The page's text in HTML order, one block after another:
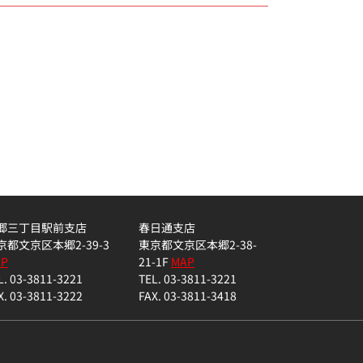
三丁目駅前支店
都文京区本郷2-39-3
03-3811-3221
03-3811-3222
春日通支店
東京都文京区本郷2-38-
21-1FMAP
TEL. 03-3811-3221
FAX. 03-3811-3418